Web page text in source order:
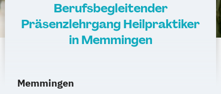
Berufsbegleitender
Präsenzlehrgang Heilpraktiker
in Memmingen
Memmingen